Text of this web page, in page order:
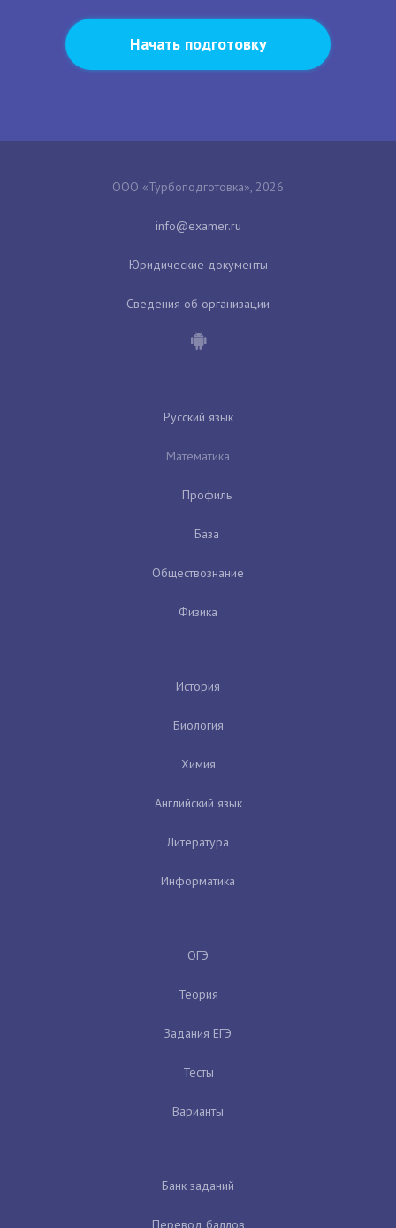
Начать подготовку
ООО «Турбоподготовка», 2026
Юридические документы
Сведения об организации
Русский язык
Математика
Профиль
База
Обществознание
Физика
История
Биология
Химия
Английский язык
Литература
Информатика
ОГЭ
Теория
Задания ЕГЭ
Тесты
Варианты
Банк заданий
Перевод баллов